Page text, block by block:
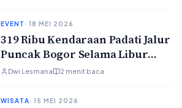
EVENT· 18 MEI 2026
319 Ribu Kendaraan Padati Jalur
Puncak Bogor Selama Libur
Panjang Isa Almasih 2026
Dwi Lesmana 2 menit baca
WISATA· 15 MEI 2026